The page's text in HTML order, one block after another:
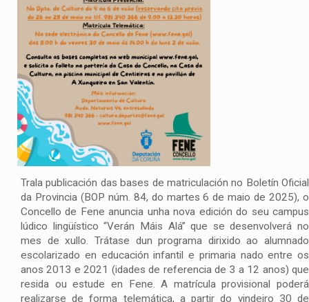
Trala publicación das bases de matriculación no Boletín Oficial
da Provincia (BOP núm. 84, do martes 6 de maio de 2025), o
Concello de Fene anuncia unha nova edición do seu campus
lúdico lingüístico “Verán Máis Alá” que se desenvolverá no
mes de xullo. Trátase dun programa dirixido ao alumnado
escolarizado en educación infantil e primaria nado entre os
anos 2013 e 2021 (idades de referencia de 3 a 12 anos) que
resida ou estude en Fene. A matrícula provisional poderá
realizarse de forma telemática, a partir do vindeiro 30 de